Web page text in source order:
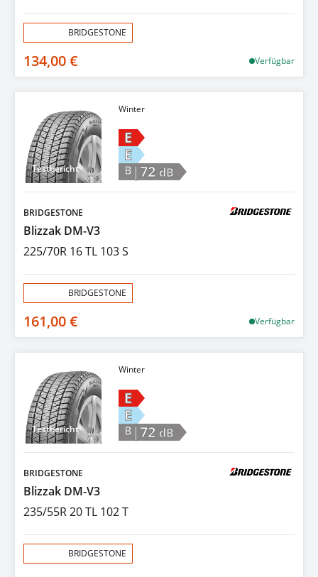
BRIDGESTONE
134,00 € Verfügbar
Testbericht
Winter
E
E
B |72 dB
BRIDGESTONE
Blizzak DM-V3
225/70R 16 TL 103 S
BRIDGESTONE
161,00 € Verfügbar
Testbericht
Winter
E
E
B |72 dB
BRIDGESTONE
Blizzak DM-V3
235/55R 20 TL 102 T
BRIDGESTONE